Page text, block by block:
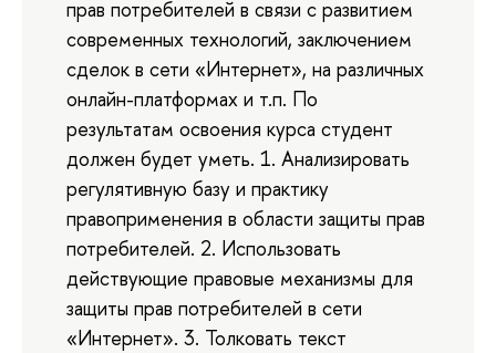
прав потребителей в связи с развитием
современных технологий, заключением
сделок в сети «Интернет», на различных
онлайн-платформах и т.п. По
результатам освоения курса студент
должен будет уметь. 1. Анализировать
регулятивную базу и практику
правоприменения в области защиты прав
потребителей. 2. Использовать
действующие правовые механизмы для
защиты прав потребителей в сети
«Интернет». 3. Толковать текст